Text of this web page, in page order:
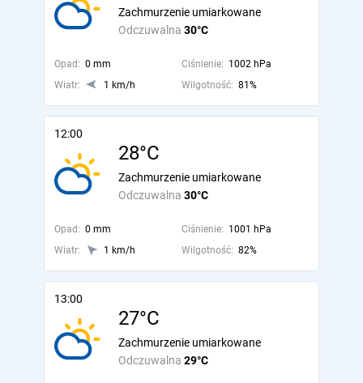
Odczuwalna 30°C
Zachmurzenie umiarkowane
Opad: 0 mm Ciśnienie: 1002 hPa
Wiatr:
1 km/h Wilgotność: 81%
12:00
28°C
Odczuwalna 30°C
Zachmurzenie umiarkowane
Opad: 0 mm Ciśnienie: 1001 hPa
Wiatr:
1 km/h Wilgotność: 82%
13:00
27°C
Odczuwalna 29°C
Zachmurzenie umiarkowane